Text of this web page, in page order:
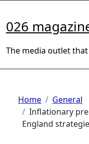
content
026
The media outlet
Home
General
Inflationary
England